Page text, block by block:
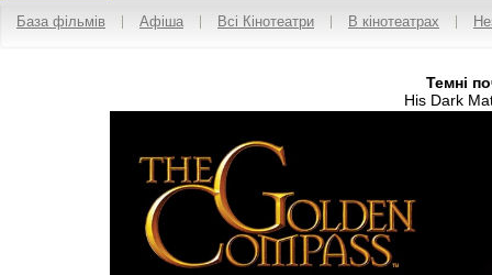
База фільмів Афіша Всі Кінотеатри В кінотеатрах
Темні
His Dark